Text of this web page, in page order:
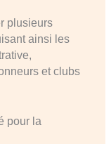
plusieurs
ainsi les
et clubs
pour la